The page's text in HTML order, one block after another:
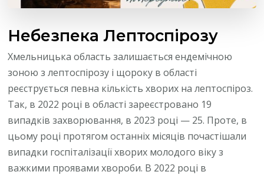
Небезпека Лептоспірозу
Хмельницька область залишається ендемічною
зоною з лептоспірозу і щороку в області
реєструється певна кількість хворих на лептоспіроз.
Так, в 2022 році в області зареєстровано 19
випадків захворювання, в 2023 році — 25. Проте, в
цьому році протягом останніх місяців почастішали
випадки госпіталізації хворих молодого віку з
важкими проявами хвороби. В 2022 році в